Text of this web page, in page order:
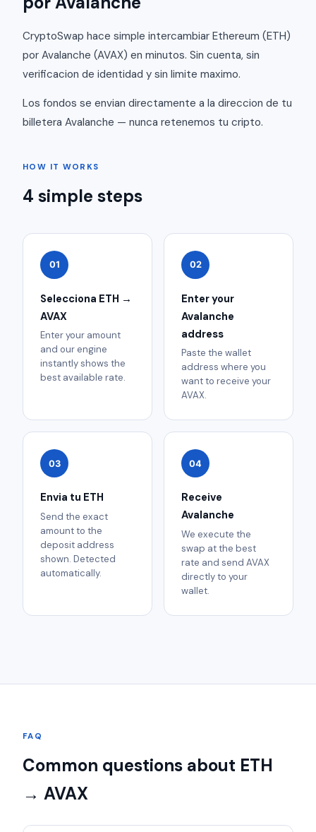
CryptoSwap hace simple intercambiar Ethereum (ETH)
por Avalanche (AVAX) en minutos. Sin cuenta, sin
verificacion de identidad y sin limite maximo.
Los fondos se envian directamente a la direccion de tu
billetera Avalanche — nunca retenemos tu cripto.
HOW IT WORKS
4 simple steps
01
Selecciona ETH →
AVAX
Enter your amount
and our engine
instantly shows the
best available rate.
02
Enter your
Avalanche
address
Paste the wallet
address where you
want to receive your
AVAX.
03
Envia tu ETH
Send the exact
amount to the
deposit address
shown. Detected
automatically.
04
Receive
Avalanche
We execute the
swap at the best
rate and send AVAX
directly to your
wallet.
FAQ
Common questions about ETH
→ AVAX